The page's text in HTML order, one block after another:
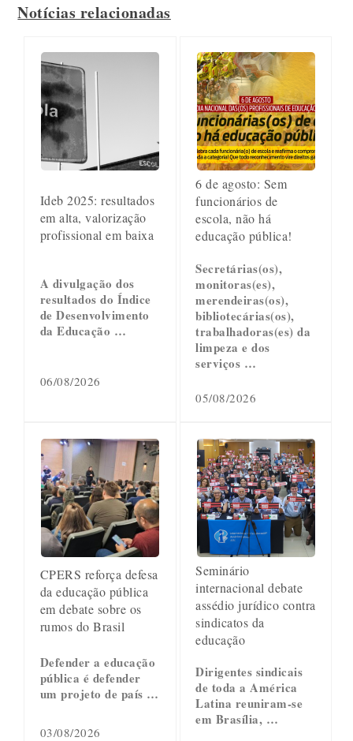
Notícias relacionadas
Ideb 2025: resultados
em alta, valorização
profissional em baixa
A divulgação dos
resultados do Índice
de Desenvolvimento
da Educação …
06/08/2026
6 de agosto: Sem
funcionários de
escola, não há
educação pública!
Secretárias(os),
monitoras(es),
merendeiras(os),
bibliotecárias(os),
trabalhadoras(es) da
limpeza e dos
serviços …
05/08/2026
CPERS reforça defesa
da educação pública
em debate sobre os
rumos do Brasil
Defender a educação
pública é defender
um projeto de país …
03/08/2026
Seminário
internacional debate
assédio jurídico contra
sindicatos da
educação
Dirigentes sindicais
de toda a América
Latina reuniram-se
em Brasília, …